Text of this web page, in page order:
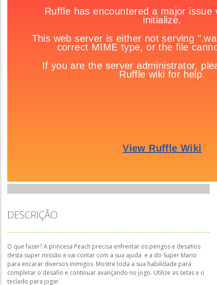
DESCRIÇÃO
O que fazer? A princesa Peach precisa enfrentar os perigos e desafios
desta super missão e vai contar com a sua ajuda e a do Super Mario
para encarar diversos inimigos. Mostre toda a sua habilidade para
completar o desafio e continuar avançando no jogo. Utilize as setas e o
teclado para jogar.